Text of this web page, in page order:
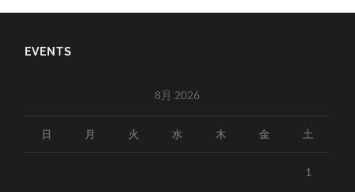
EVENTS
8月 2026
日 月 火 水 木 金 土
1